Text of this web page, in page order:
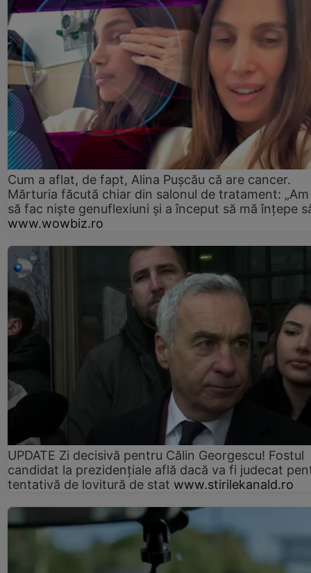
Cum a aflat, de fapt, Alina Pușcău că are cancer.
Mărturia făcută chiar din salonul de tratament:
să fac niște genuflexiuni și a început să mă înțepe
www.wowbiz.ro
UPDATE Zi decisivă pentru Călin Georgescu! Fostul
candidat la prezidențiale află dacă va fi judecat
tentativă de lovitură de stat www.stirilekanald.ro